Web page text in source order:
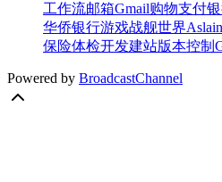
工作流邮箱Gmail购物支付
华侨银行游戏战舰世界
保险体检开发建站版本控制
Powered by BroadcastChannel